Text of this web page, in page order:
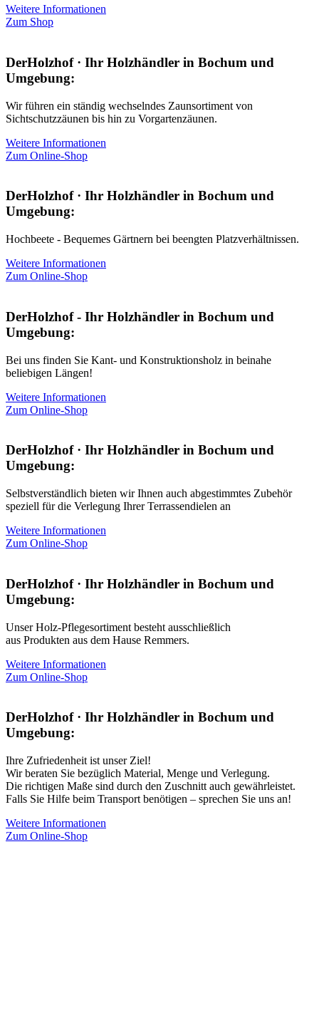
Weitere Informationen
Zum Shop
DerHolzhof · Ihr Holzhändler in Bochum und
Umgebung:
Wir führen ein ständig wechselndes Zaunsortiment von
Sichtschutzzäunen bis hin zu Vorgartenzäunen.
Weitere Informationen
Zum Online-Shop
DerHolzhof · Ihr Holzhändler in Bochum und
Umgebung:
Hochbeete - Bequemes Gärtnern bei beengten Platzverhältnissen.
Weitere Informationen
Zum Online-Shop
DerHolzhof - Ihr Holzhändler in Bochum und
Umgebung:
Bei uns finden Sie Kant- und Konstruktionsholz in beinahe
beliebigen Längen!
Weitere Informationen
Zum Online-Shop
DerHolzhof · Ihr Holzhändler in Bochum und
Umgebung:
Selbstverständlich bieten wir Ihnen auch abgestimmtes Zubehör
speziell für die Verlegung Ihrer Terrassendielen an
Weitere Informationen
Zum Online-Shop
DerHolzhof · Ihr Holzhändler in Bochum und
Umgebung:
Unser Holz-Pflegesortiment besteht ausschließlich
aus Produkten aus dem Hause Remmers.
Weitere Informationen
Zum Online-Shop
DerHolzhof · Ihr Holzhändler in Bochum und
Umgebung:
Ihre Zufriedenheit ist unser Ziel!
Wir beraten Sie bezüglich Material, Menge und Verlegung.
Die richtigen Maße sind durch den Zuschnitt auch gewährleistet.
Falls Sie Hilfe beim Transport benötigen – sprechen Sie uns an!
Weitere Informationen
Zum Online-Shop